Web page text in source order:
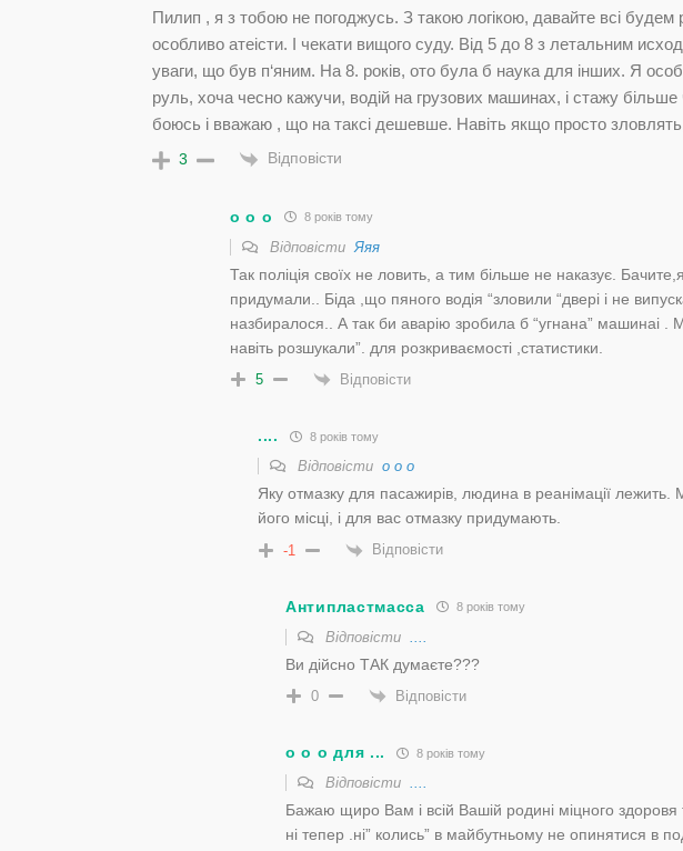
Пилип , я з тобою не погоджусь. З такою логікою, давайте всі
особливо атеісти. І чекати вищого суду. Від 5 до 8 з летальним
уваги, що був п‘яним. На 8. років, ото була б наука для інших. Я
руль, хоча чесно кажучи, водій на грузових машинах, і стажу
боюсь і вважаю , що на таксі дешевше. Навіть якщо просто
3 Відповісти
о о о 8 років тому
Відповісти Яяя
Так поліція своїх не ловить, а тим більше не наказує.
придумали.. Біда ,що пяного водія “зловили “двері і не
назбиралося.. А так би аварію зробила б “угнана” машинаі
навіть розшукали”. для розкриваємості ,статистики.
5 Відповісти
.... 8 років тому
Відповісти о о о
Яку отмазку для пасажирів, людина в реанімації
його місці, і для вас отмазку придумають.
-1 Відповісти
Антипластмасса 8 років тому
Відповісти
Ви дійсно ТАК думаєте???
0 Відповісти
о о о для ... 8 років тому
Відповісти ....
Бажаю щиро Вам і всій Вашій родині міцного здоровя
ні тепер .ні” колись” в майбутньому не опинятися в